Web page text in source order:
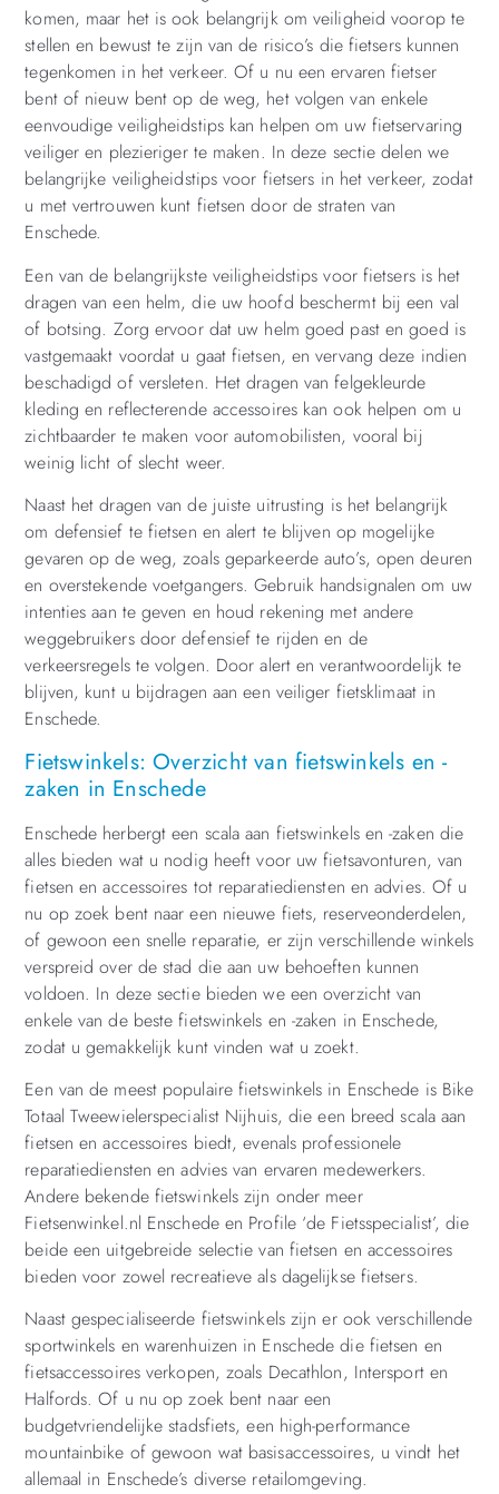
komen, maar het is ook belangrijk om veiligheid voorop te
stellen en bewust te zijn van de risico’s die fietsers kunnen
tegenkomen in het verkeer. Of u nu een ervaren fietser
bent of nieuw bent op de weg, het volgen van enkele
eenvoudige veiligheidstips kan helpen om uw fietservaring
veiliger en plezieriger te maken. In deze sectie delen we
belangrijke veiligheidstips voor fietsers in het verkeer, zodat
u met vertrouwen kunt fietsen door de straten van
Enschede.
Een van de belangrijkste veiligheidstips voor fietsers is het
dragen van een helm, die uw hoofd beschermt bij een val
of botsing. Zorg ervoor dat uw helm goed past en goed is
vastgemaakt voordat u gaat fietsen, en vervang deze indien
beschadigd of versleten. Het dragen van felgekleurde
kleding en reflecterende accessoires kan ook helpen om u
zichtbaarder te maken voor automobilisten, vooral bij
weinig licht of slecht weer.
Naast het dragen van de juiste uitrusting is het belangrijk
om defensief te fietsen en alert te blijven op mogelijke
gevaren op de weg, zoals geparkeerde auto’s, open deuren
en overstekende voetgangers. Gebruik handsignalen om uw
intenties aan te geven en houd rekening met andere
weggebruikers door defensief te rijden en de
verkeersregels te volgen. Door alert en verantwoordelijk te
blijven, kunt u bijdragen aan een veiliger fietsklimaat in
Enschede.
Fietswinkels: Overzicht van fietswinkels en -
zaken in Enschede
Enschede herbergt een scala aan fietswinkels en -zaken die
alles bieden wat u nodig heeft voor uw fietsavonturen, van
fietsen en accessoires tot reparatiediensten en advies. Of u
nu op zoek bent naar een nieuwe fiets, reserveonderdelen,
of gewoon een snelle reparatie, er zijn verschillende winkels
verspreid over de stad die aan uw behoeften kunnen
voldoen. In deze sectie bieden we een overzicht van
enkele van de beste fietswinkels en -zaken in Enschede,
zodat u gemakkelijk kunt vinden wat u zoekt.
Een van de meest populaire fietswinkels in Enschede is Bike
Totaal Tweewielerspecialist Nijhuis, die een breed scala aan
fietsen en accessoires biedt, evenals professionele
reparatiediensten en advies van ervaren medewerkers.
Andere bekende fietswinkels zijn onder meer
Fietsenwinkel.nl Enschede en Profile ‘de Fietsspecialist’, die
beide een uitgebreide selectie van fietsen en accessoires
bieden voor zowel recreatieve als dagelijkse fietsers.
Naast gespecialiseerde fietswinkels zijn er ook verschillende
sportwinkels en warenhuizen in Enschede die fietsen en
fietsaccessoires verkopen, zoals Decathlon, Intersport en
Halfords. Of u nu op zoek bent naar een
budgetvriendelijke stadsfiets, een high-performance
mountainbike of gewoon wat basisaccessoires, u vindt het
allemaal in Enschede’s diverse retailomgeving.